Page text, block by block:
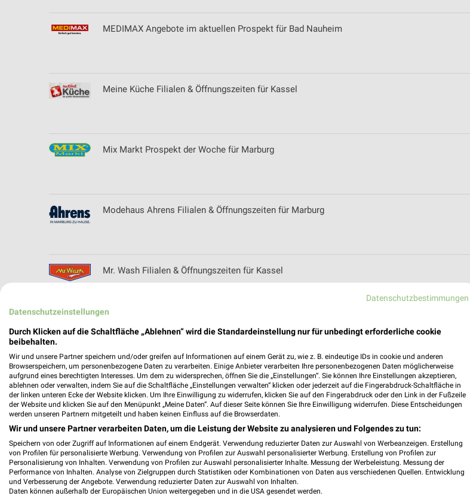
MEDIMAX Angebote im aktuellen Prospekt für Bad Nauheim
Meine Küche Filialen & Öffnungszeiten für Kassel
Mix Markt Prospekt der Woche für Marburg
Modehaus Ahrens Filialen & Öffnungszeiten für Marburg
Mr. Wash Filialen & Öffnungszeiten für Kassel
Mäc-Geiz Prospekte mit Top Angeboten für Korbach
Möbel Bald Filialen & Öffnungszeiten für Siegen
Möbel Boss Katalog und Prospekte für Kassel
Datenschutzbestimmungen
Datenschutzeinstellungen
Durch Klicken auf die Schaltfläche „Ablehnen“ wird die Standardeinstellung nur für unbedingt erforderliche cookie
beibehalten.
Wir und unsere Partner speichern und/oder greifen auf Informationen auf einem Gerät zu, wie z. B. eindeutige IDs in cookie und anderen
Browserspeichern, um personenbezogene Daten zu verarbeiten. Einige Anbieter verarbeiten Ihre personenbezogenen Daten möglicherweise
aufgrund eines berechtigten Interesses. Um dem zu widersprechen, öffnen Sie die „Einstellungen“. Sie können Ihre Einstellungen akzeptieren,
ablehnen oder verwalten, indem Sie auf die Schaltfläche „Einstellungen verwalten“ klicken oder jederzeit auf die Fingerabdruck-Schaltfläche in
der linken unteren Ecke der Website klicken. Um Ihre Einwilligung zu widerrufen, klicken Sie auf den Fingerabdruck oder den Link in der Fußzeile
der Website und klicken Sie auf den Menüpunkt „Meine Daten“. Auf dieser Seite können Sie Ihre Einwilligung widerrufen. Diese Entscheidungen
werden unseren Partnern mitgeteilt und haben keinen Einfluss auf die Browserdaten.
Wir und unsere Partner verarbeiten Daten, um die Leistung der Website zu analysieren und Folgendes zu tun:
Speichern von oder Zugriff auf Informationen auf einem Endgerät. Verwendung reduzierter Daten zur Auswahl von Werbeanzeigen. Erstellung
von Profilen für personalisierte Werbung. Verwendung von Profilen zur Auswahl personalisierter Werbung. Erstellung von Profilen zur
Personalisierung von Inhalten. Verwendung von Profilen zur Auswahl personalisierter Inhalte. Messung der Werbeleistung. Messung der
Performance von Inhalten. Analyse von Zielgruppen durch Statistiken oder Kombinationen von Daten aus verschiedenen Quellen. Entwicklung
und Verbesserung der Angebote. Verwendung reduzierter Daten zur Auswahl von Inhalten.
Daten können außerhalb der Europäischen Union weitergegeben und in die USA gesendet werden.